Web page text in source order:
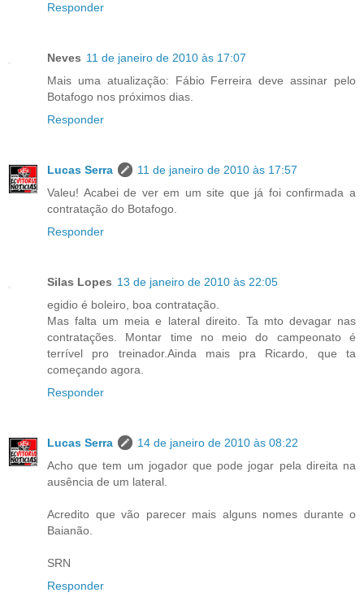
Responder
Neves 11 de janeiro de 2010 às 17:07
Mais uma atualização: Fábio Ferreira deve assinar pelo
Botafogo nos próximos dias.
Responder
Lucas Serra
11 de janeiro de 2010 às 17:57
Valeu! Acabei de ver em um site que já foi confirmada a
contratação do Botafogo.
Responder
Silas Lopes 13 de janeiro de 2010 às 22:05
egidio é boleiro, boa contratação.
Mas falta um meia e lateral direito. Ta mto devagar nas
contratações. Montar time no meio do campeonato é
terrível pro treinador.Ainda mais pra Ricardo, que ta
começando agora.
Responder
Lucas Serra
14 de janeiro de 2010 às 08:22
Acho que tem um jogador que pode jogar pela direita na
ausência de um lateral.
Acredito que vão parecer mais alguns nomes durante o
Baianão.
SRN
Responder